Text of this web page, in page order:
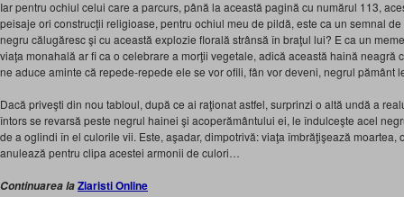
Iar pentru ochiul celui care a parcurs, până la această pagină cu numărul 113,
peisaje ori construcţii religioase, pentru ochiul meu de pildă, este ca un semnal
negru călugăresc şi cu această explozie florală strânsă în braţul lui? E ca un
viaţa monahală ar fi ca o celebrare a morţii vegetale, adică această haină neagră
ne aduce aminte că repede-repede ele se vor ofili, fân vor deveni, negrul pământ
Dacă priveşti din nou tabloul, după ce ai raţionat astfel, surprinzi o altă undă a
întors se revarsă peste negrul hainei şi acoperământului ei, le îndulceşte acel
de a oglindi în el culorile vii. Este, aşadar, dimpotrivă: viaţa îmbrăţişează moartea,
anulează pentru clipa acestei armonii de culori…
Continuarea laZiaristi Online